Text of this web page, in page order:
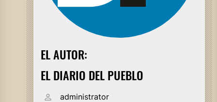
EL AUTOR:
EL DIARIO DEL PUEBLO
administrator